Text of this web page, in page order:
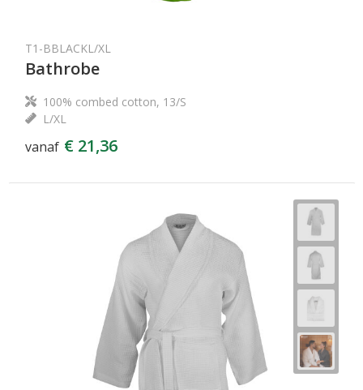
T1-BBLACKL/XL
Bathrobe
100% combed cotton, 13/S
L/XL
vanaf € 21,36